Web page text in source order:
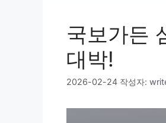
국보가든
대박!
2026-02-24 작성자: